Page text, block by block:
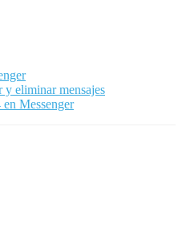
y eliminar mensajes
Messenger